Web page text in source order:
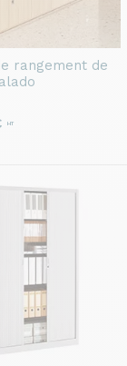
rangement de
HT